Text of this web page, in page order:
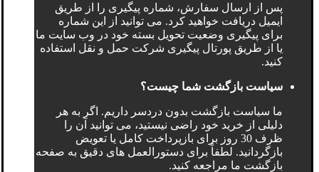
پس از ارسال سفارش، شماره پیگیری را از طریق
ایمیل دریافت خواهید کرد. می توانید از این شماره
برای پیگیری وضعیت تحویل بسته خود در وب سایت ما
یا از طریق پورتال پیگیری شرکت حمل و نقل استفاده
کنید.
سیاست بازگشت شما چیست؟
ما سیاست بازگشت بدون دردسر داریم. اگر به هر
دلیلی از خرید خود راضی نیستید، می توانید آن را
ظرف 30 روز برای بازپرداخت کامل یا تعویض
بازگردانید. لطفاً برای دستورالعمل های دقیق به صفحه
بازگشت ما مراجعه کنید.